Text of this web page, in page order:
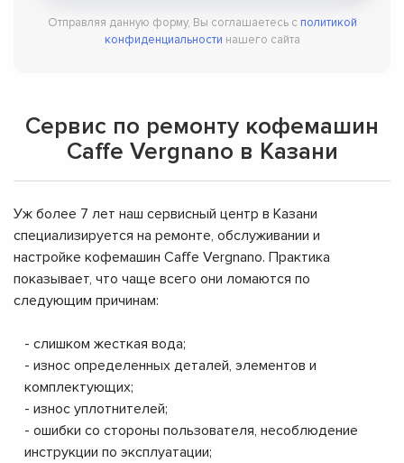
Отправляя данную форму, Вы соглашаетесь с политикой
конфиденциальности нашего сайта
Сервис по ремонту кофемашин
Caffe Vergnano в Казани
Уж более 7 лет наш сервисный центр в Казани
специализируется на ремонте, обслуживании и
настройке кофемашин Caffe Vergnano. Практика
показывает, что чаще всего они ломаются по
следующим причинам:
- слишком жесткая вода;
- износ определенных деталей, элементов и
комплектующих;
- износ уплотнителей;
- ошибки со стороны пользователя, несоблюдение
инструкции по эксплуатации;